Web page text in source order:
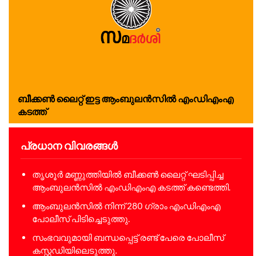
ബീക്കണ്‍ ലൈറ്റ് ഇട്ട ആംബുലന്‍സില്‍ എംഡിഎംഎ
കടത്ത്
പ്രധാന വിവരങ്ങൾ
തൃശൂര്‍ മണ്ണുത്തിയില്‍ ബീക്കണ്‍ ലൈറ്റ് ഘടിപ്പിച്ച
ആംബുലന്‍സില്‍ എംഡിഎംഎ കടത്ത് കണ്ടെത്തി.
ആംബുലന്‍സില്‍ നിന്ന് 280 ഗ്രാം എംഡിഎംഎ
പോലീസ് പിടിച്ചെടുത്തു.
സംഭവവുമായി ബന്ധപ്പെട്ട് രണ്ട് പേരെ പോലീസ്
കസ്റ്റഡിയിലെടുത്തു.